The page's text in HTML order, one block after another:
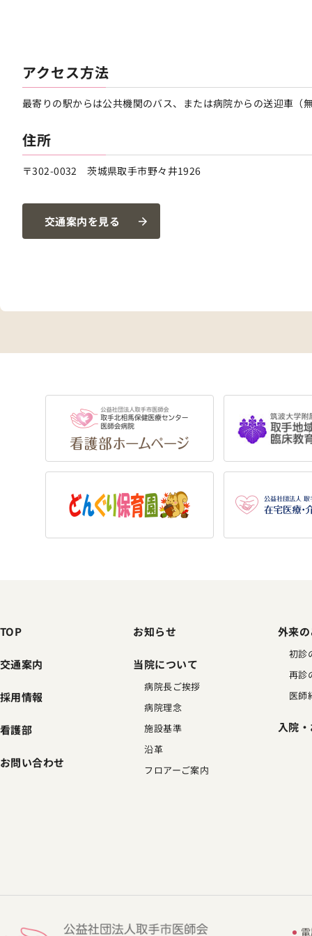
アクセス方法
最寄りの駅からは公共機関のバス、または病院からの送迎車（
住所
〒302-0032 茨城県取手市野々井1926
交通案内を見る
TOP
交通案内
採用情報
看護部
お問い合わせ
お知らせ
当院について
病院長ご挨拶
病院理念
施設基準
沿革
フロアーご案内
外来
初診
再診
医師
入院